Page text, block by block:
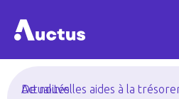
Actualités
De nouvelles aides à la